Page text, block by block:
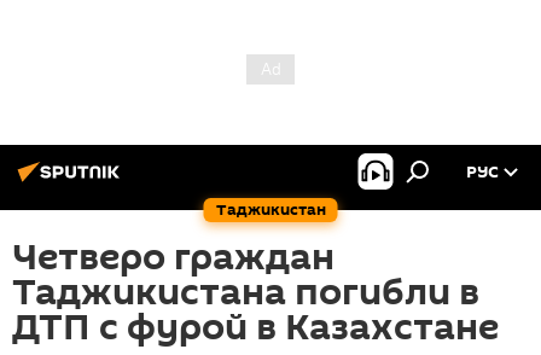
Таджикистан
РУС
Четверо граждан
Таджикистана погибли в
ДТП с фурой в Казахстане